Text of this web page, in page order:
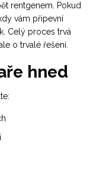
rentgenem. Pokud
vám připevní
Celý proces trvá
o trvalé řešení.
hned